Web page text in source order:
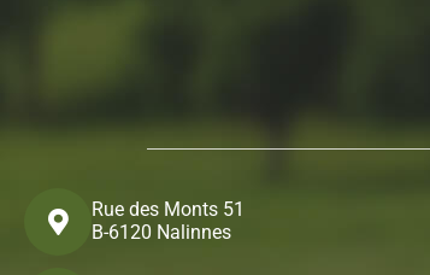
Rue des Monts 51
B-6120 Nalinnes